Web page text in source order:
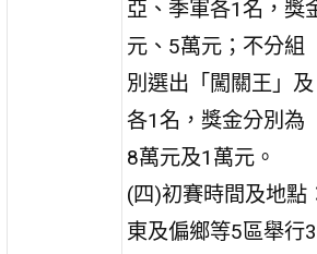
亞、季軍各1名，獎
元、5萬元；不分組
別選出「闖關王」
各1名，獎金分別為
8萬元及1萬元。
(四)初賽時間及地點
東及偏鄉等5區舉行3